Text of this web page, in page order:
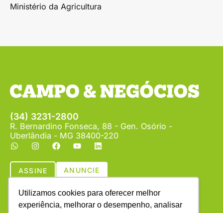
Utilizamos cookies para oferecer melhor
experiência, melhorar o desempenho, analisar
Ministério da Agricultura
(34) 3231-2800
R. Bernardino Fonseca, 88 - Gen. Osório -
Uberlândia - MG 38400-220
ASSINE ANUNCIE